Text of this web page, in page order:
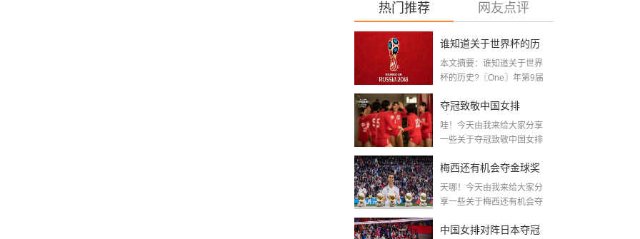
热门推荐 网友点评
谁知道关于世界杯的历
史 「十二月四号世界杯
本文摘要：谁知道关于世界
杯的历史?〖One〗年第9届
夺冠致敬中国女排
〖2020关于电影 夺冠 观
哇！今天由我来给大家分享
一些关于夺冠致敬中国女排
梅西还有机会夺金球奖
〖梅老七什么梗〗
天哪！今天由我来给大家分
享一些关于梅西还有机会夺
中国女排对阵日本夺冠